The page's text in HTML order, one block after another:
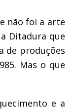
não foi a arte
Ditadura que
de produções
Mas o que
e a